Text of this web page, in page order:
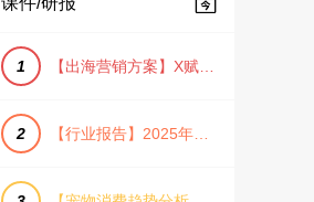
1 【出海营销方案】X赋能全球决策链成就中国科技品牌2025年营销方案（PDF格式）
2 【行业报告】2025年Q1证券行业薪酬趋势分析